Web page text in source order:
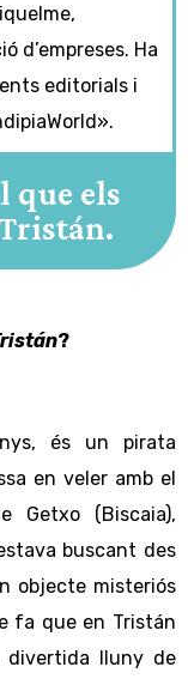
d’empreses. Ha
editorials i
que els
?
és un pirata
en veler amb el
Getxo (Biscaia),
buscant des
objecte misteriós
fa que en Tristán
divertida lluny de